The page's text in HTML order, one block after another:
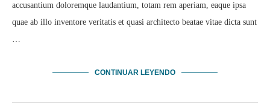
accusantium doloremque laudantium, totam rem aperiam, eaque ipsa
quae ab illo inventore veritatis et quasi architecto beatae vitae dicta sunt
…
CONTINUAR LEYENDO